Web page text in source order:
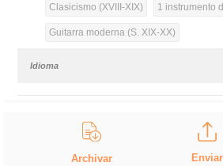
Clasicismo (XVIII-XIX) 1 instrumento
Guitarra moderna (S. XIX-XX)
Idioma
Archivar Enviar